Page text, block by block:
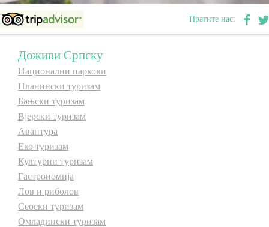
Лов и риболов
Сеоски туризам
Омладински туризам
Дестинације
Списак дестинација
Мапа дестинација
Манифестације
Пратите нас:
Доживи Српску
Национални паркови
Планински туризам
Бањски туризам
Вјерски туризам
Авантура
Еко туризам
Културни туризам
Гастрономија
Лов и риболов
Сеоски туризам
Омладински туризам